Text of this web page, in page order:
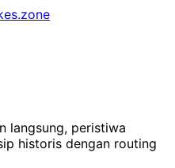
langsung, peristiwa
historis dengan routing